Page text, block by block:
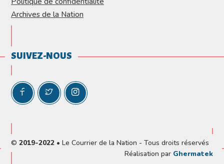
Archives de la Nation
SUIVEZ-NOUS
© 2019-2022 • Le Courrier de la Nation - Tous droits réservés
Réalisation par Ghermatek